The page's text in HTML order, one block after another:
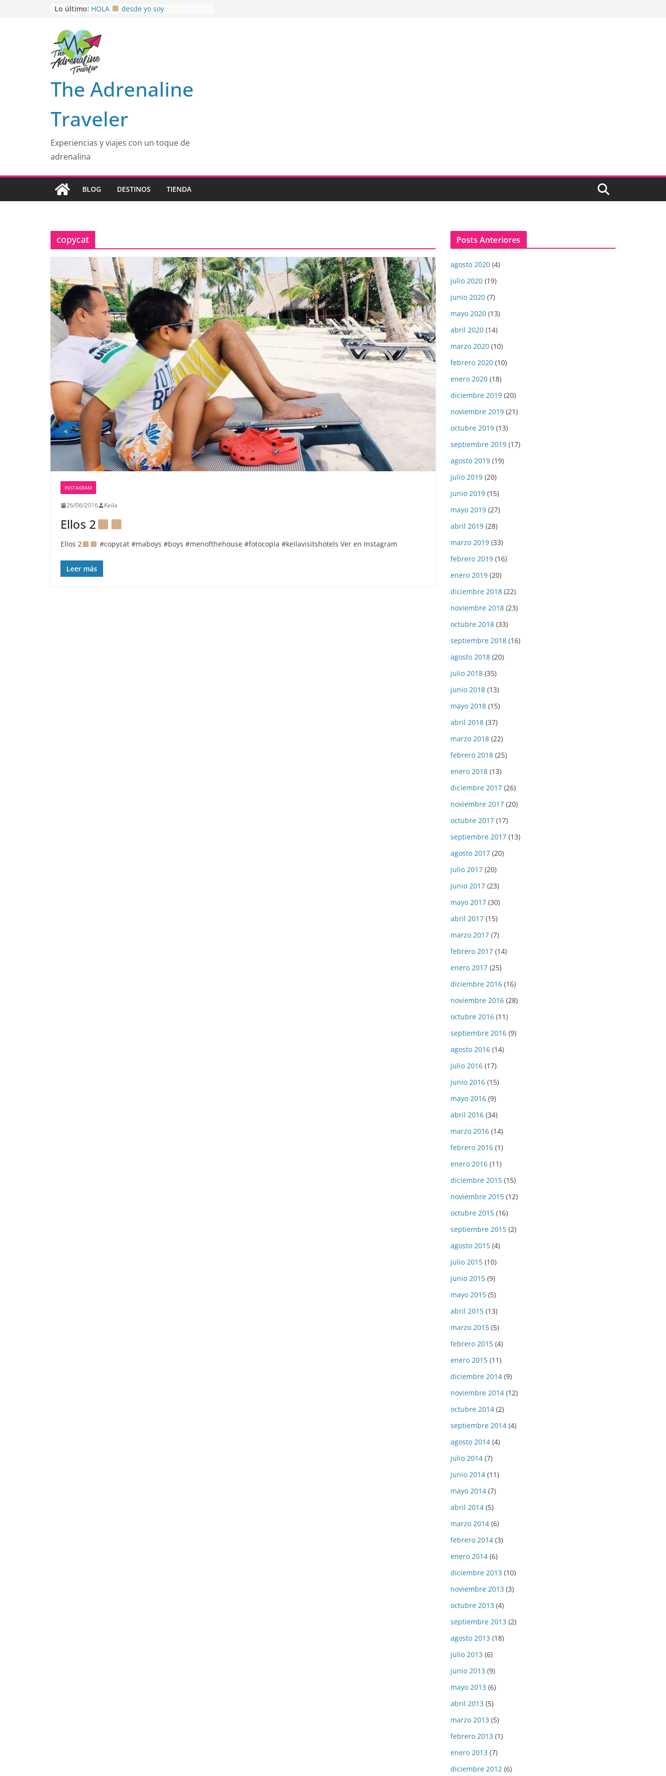
Lo último: HOLA
desde yo soy
EL SENDERO DEL CACAO: Excelente
opción
HOSPEDAJE AL NATURALSHH !!
En
MULITO!
The Adrenaline
Traveler
Experiencias y viajes con un toque de
adrenalina
BLOG DESTINOS TIENDA
copycat
INSTAGRAM
26/06/2016 Keila
Ellos 2
Ellos 2 #copycat #maboys #boys #menofthehouse #fotocopia #keilavisitshotels Ver en Instagram
Leer más
Posts Anteriores
agosto 2020 (4)
julio 2020 (19)
junio 2020 (7)
mayo 2020 (13)
abril 2020 (14)
marzo 2020 (10)
febrero 2020 (10)
enero 2020 (18)
diciembre 2019 (20)
noviembre 2019 (21)
octubre 2019 (13)
septiembre 2019 (17)
agosto 2019 (19)
julio 2019 (20)
junio 2019 (15)
mayo 2019 (27)
abril 2019 (28)
marzo 2019 (33)
febrero 2019 (16)
enero 2019 (20)
diciembre 2018 (22)
noviembre 2018 (23)
octubre 2018 (33)
septiembre 2018 (16)
agosto 2018 (20)
julio 2018 (35)
junio 2018 (13)
mayo 2018 (15)
abril 2018 (37)
marzo 2018 (22)
febrero 2018 (25)
enero 2018 (13)
diciembre 2017 (26)
noviembre 2017 (20)
octubre 2017 (17)
septiembre 2017 (13)
agosto 2017 (20)
julio 2017 (20)
junio 2017 (23)
mayo 2017 (30)
abril 2017 (15)
marzo 2017 (7)
febrero 2017 (14)
enero 2017 (25)
diciembre 2016 (16)
noviembre 2016 (28)
octubre 2016 (11)
septiembre 2016 (9)
agosto 2016 (14)
julio 2016 (17)
junio 2016 (15)
mayo 2016 (9)
abril 2016 (34)
marzo 2016 (14)
febrero 2016 (1)
enero 2016 (11)
diciembre 2015 (15)
noviembre 2015 (12)
octubre 2015 (16)
septiembre 2015 (2)
agosto 2015 (4)
julio 2015 (10)
junio 2015 (9)
mayo 2015 (5)
abril 2015 (13)
marzo 2015 (5)
febrero 2015 (4)
enero 2015 (11)
diciembre 2014 (9)
noviembre 2014 (12)
octubre 2014 (2)
septiembre 2014 (4)
agosto 2014 (4)
julio 2014 (7)
junio 2014 (11)
mayo 2014 (7)
abril 2014 (5)
marzo 2014 (6)
febrero 2014 (3)
enero 2014 (6)
diciembre 2013 (10)
noviembre 2013 (3)
octubre 2013 (4)
septiembre 2013 (2)
agosto 2013 (18)
julio 2013 (6)
junio 2013 (9)
mayo 2013 (6)
abril 2013 (5)
marzo 2013 (5)
febrero 2013 (1)
enero 2013 (7)
diciembre 2012 (6)